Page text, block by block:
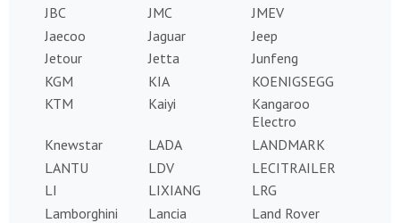
JBC
JMC
JMEV
Jaecoo
Jaguar
Jeep
Jetour
Jetta
Junfeng
KGM
KIA
KOENIGSEGG
KTM
Kaiyi
Kangaroo
Electro
Knewstar
LADA
LANDMARK
LANTU
LDV
LECITRAILER
LI
LIXIANG
LRG
Lamborghini
Lancia
Land Rover